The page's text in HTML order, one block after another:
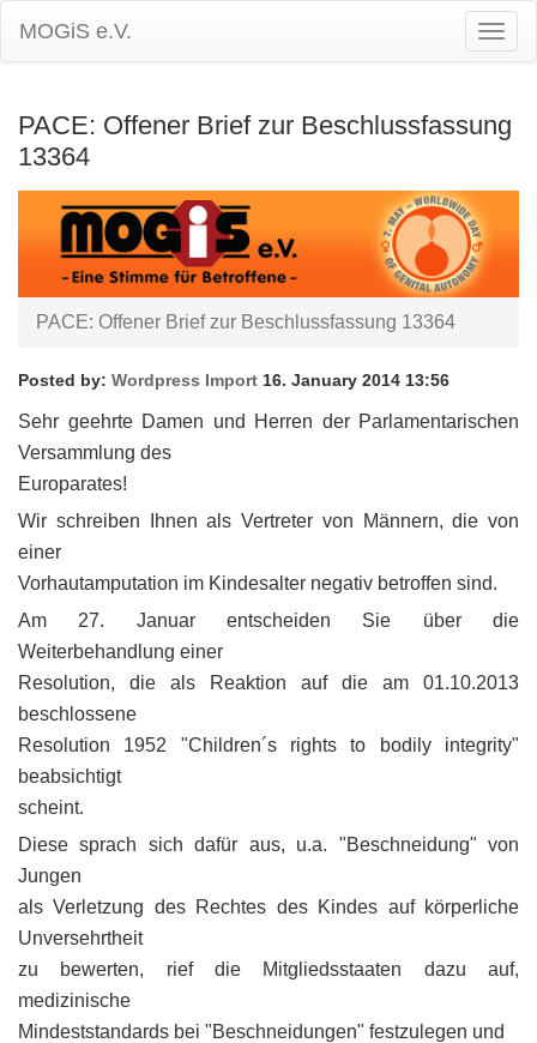
MOGiS e.V.
PACE: Offener Brief zur Beschlussfassung
13364
PACE: Offener Brief zur Beschlussfassung 13364
Posted by: Wordpress Import 16. January 2014 13:56
Sehr geehrte Damen und Herren der Parlamentarischen
Versammlung des
Europarates!
Wir schreiben Ihnen als Vertreter von Männern, die von
einer
Vorhautamputation im Kindesalter negativ betroffen sind.
Am 27. Januar entscheiden Sie über die
Weiterbehandlung einer
Resolution, die als Reaktion auf die am 01.10.2013
beschlossene
Resolution 1952 "Children´s rights to bodily integrity"
beabsichtigt
scheint.
Diese sprach sich dafür aus, u.a. "Beschneidung" von
Jungen
als Verletzung des Rechtes des Kindes auf körperliche
Unversehrtheit
zu bewerten, rief die Mitgliedsstaaten dazu auf,
medizinische
Mindeststandards bei "Beschneidungen" festzulegen und